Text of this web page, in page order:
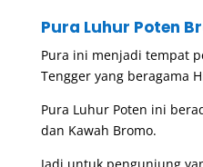
Pura Luhur Poten
Pura ini menjadi tempat
Tengger yang beragama
Pura Luhur Poten ini
dan Kawah Bromo.
Jadi untuk pengunjung